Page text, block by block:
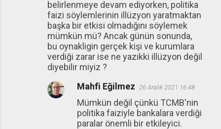
belirlenmeye devam ediyorken, politika
faizi söylemlerinin illüzyon yaratmaktan
başka bir etkisi olmadığını söylemek
mümkün mü? Ancak günün sonunda,
bu oynakligin gerçek kişi ve kurumlara
verdiği zarar ise ne yazıkki illüzyon değil
diyebilir miyiz ?
Mahfi Eğilmez 26 Aralık 2021 16:48
Mümkün değil çünkü TCMB'nin
politika faiziyle bankalara verdiği
paralar önemli bir etkileyici.